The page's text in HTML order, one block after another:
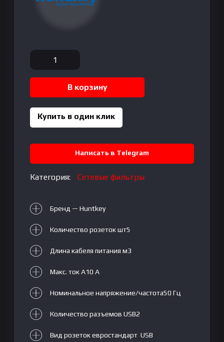
Количество
товара
Сетевой
SGA607
-
Розеток
В корзину
Купить в один клик
Написать в Telegram
Категория: Сетевые фильтры
Бренд — Huntkey
Количество розеток шт5
Длина кабеля питания м3
Макс. ток А10 A
Номинальное напряжение/частота50 Гц
Количество разъемов USB2
Вид розеток евростандарт USB